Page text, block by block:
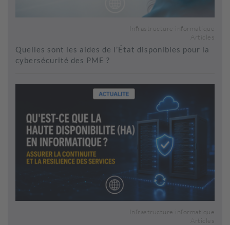
Infrastructure informatique
Articles
Quelles sont les aides de l’État disponibles pour la
cybersécurité des PME ?
Infrastructure informatique
Articles